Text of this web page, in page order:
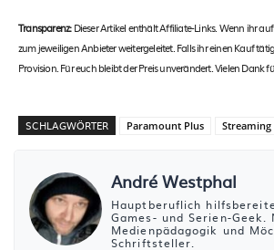
Transparenz:Dieser Artikel enthält Affiliate-Links. Wenn ihr
zum jeweiligen Anbieter weitergeleitet. Falls ihr einen Kauf
Provision. Für euch bleibt der Preis unverändert. Vielen Dank
SCHLAGWÖRTER Paramount Plus Streaming
André Westphal
Hauptberuflich
Games- und Serien-Geek.
Medienpädagogik und
Schriftsteller.